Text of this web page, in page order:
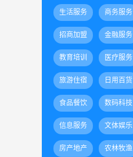
生活服务 商务服务
招商加盟 金融服务
教育培训 医疗服务
旅游住宿 日用百货
食品餐饮 数码科技
信息服务 文体娱乐
房产地产 农林牧渔